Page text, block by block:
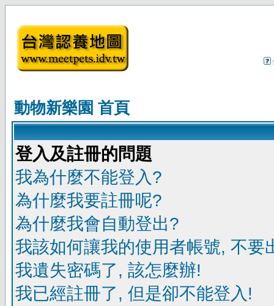
動物新樂園 首頁
登入及註冊的問題
我為什麼不能登入?
為什麼我要註冊呢?
為什麼我會自動登出?
我該如何讓我的使用者帳號, 不要
我遺失密碼了, 該怎麼辦!
我已經註冊了, 但是卻不能登入!